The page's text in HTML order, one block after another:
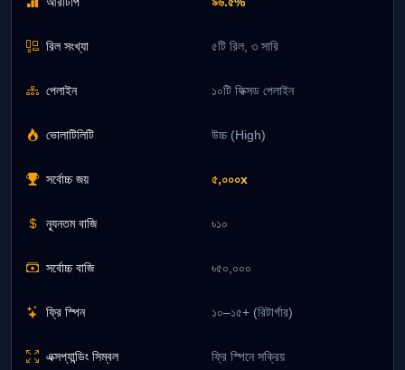
রিল সংখ্যা ৫টি রিল, ৩ সারি
পেলাইন ১০টি ফিক্সড পেলাইন
ভোলাটিলিটি উচ্চ (High)
সর্বোচ্চ জয় ৫,০০০x
ন্যূনতম বাজি ৳১০
সর্বোচ্চ বাজি ৳৫০,০০০
ফ্রি স্পিন ১০–১৫+ (রিটার্গার)
এক্সপ্যান্ডিং সিম্বল ফ্রি স্পিনে সক্রিয়